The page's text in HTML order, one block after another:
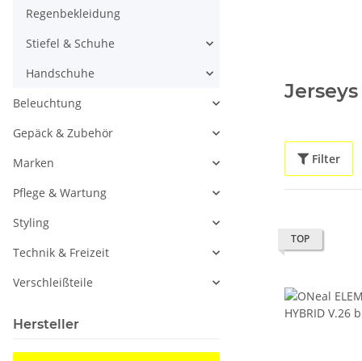
Jerseys
Filter
TOP
Regenbekleidung
Stiefel & Schuhe
Handschuhe
Beleuchtung
Gepäck & Zubehör
Marken
Pflege & Wartung
Styling
Technik & Freizeit
Verschleißteile
Hersteller